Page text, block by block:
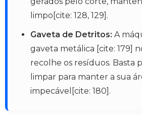
limpo[cite: 128, 129].
Gaveta de Detritos: A
gaveta metálica [cite: 179]
recolhe os resíduos. Basta
limpar para manter a sua
impecável[cite: 180].